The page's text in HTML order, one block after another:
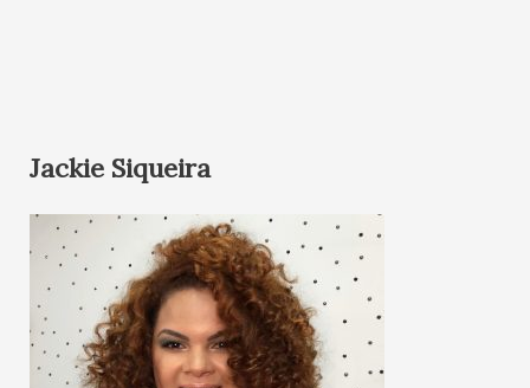
Jackie Siqueira